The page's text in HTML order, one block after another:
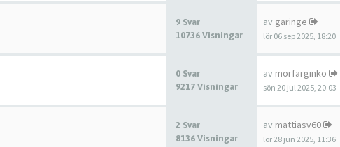
9 Svar
10736 Visningar
av garinge
lör 06 sep 2025, 18:20
0 Svar
9217 Visningar
av morfarginko
sön 20 jul 2025, 20:03
2 Svar
8136 Visningar
av mattiasv60
lör 28 jun 2025, 11:36